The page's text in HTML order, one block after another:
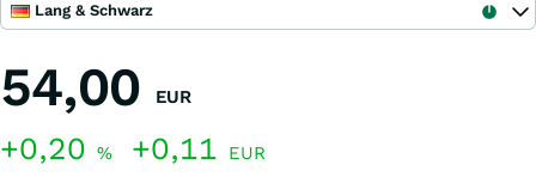
Lang & Schwarz
54,00 EUR
+0,20 % +0,11 EUR